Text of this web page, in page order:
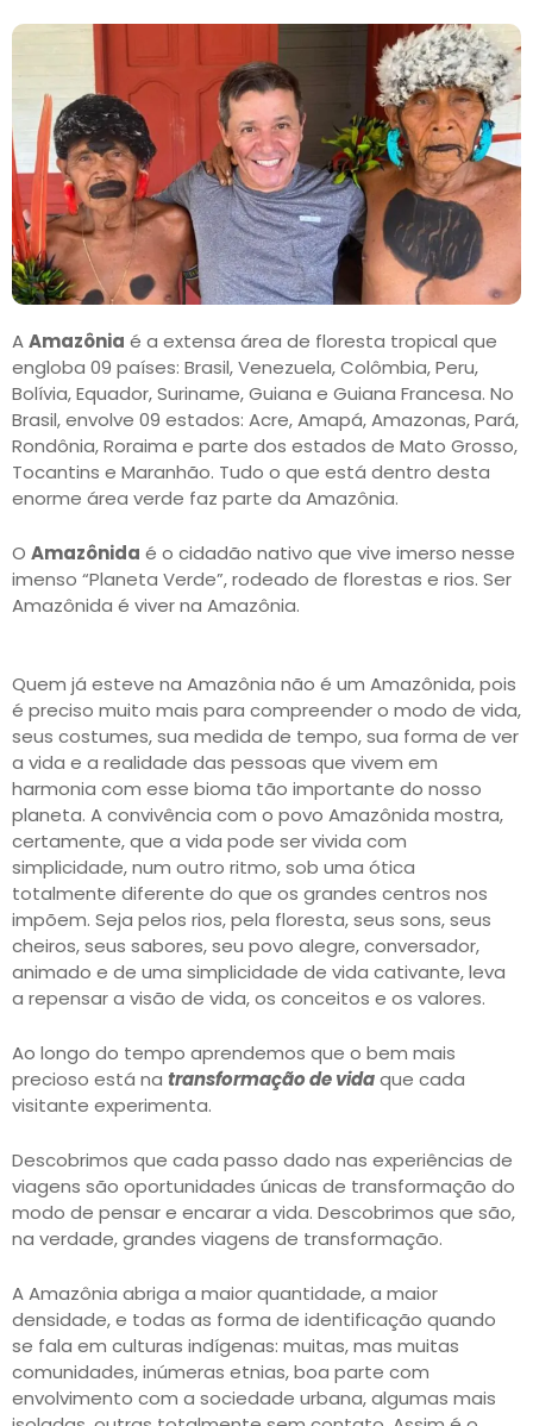
AAmazônia é a extensa área de floresta tropical que
engloba 09 países: Brasil, Venezuela, Colômbia, Peru,
Bolívia, Equador, Suriname, Guiana e Guiana Francesa. No
Brasil, envolve 09 estados: Acre, Amapá, Amazonas, Pará,
Rondônia, Roraima e parte dos estados de Mato Grosso,
Tocantins e Maranhão. Tudo o que está dentro desta
enorme área verde faz parte da Amazônia.
O Amazônida é o cidadão nativo que vive imerso nesse
imenso “Planeta Verde”, rodeado de florestas e rios. Ser
Amazônida é viver na Amazônia.
Quem já esteve na Amazônia não é um Amazônida, pois
é preciso muito mais para compreender o modo de vida,
seus costumes, sua medida de tempo, sua forma de ver
a vida e a realidade das pessoas que vivem em
harmonia com esse bioma tão importante do nosso
planeta. A convivência com o povo Amazônida mostra,
certamente, que a vida pode ser vivida com
simplicidade, num outro ritmo, sob uma ótica
totalmente diferente do que os grandes centros nos
impõem. Seja pelos rios, pela floresta, seus sons, seus
cheiros, seus sabores, seu povo alegre, conversador,
animado e de uma simplicidade de vida cativante, leva
a repensar a visão de vida, os conceitos e os valores.
Ao longo do tempo aprendemos que o bem mais
precioso está na transformação de vidaque cada
visitante experimenta.
Descobrimos que cada passo dado nas experiências de
viagens são oportunidades únicas de transformação do
modo de pensar e encarar a vida. Descobrimos que são,
na verdade, grandes viagens de transformação.
A Amazônia abriga a maior quantidade, a maior
densidade, e todas as forma de identificação quando
se fala em culturas indígenas: muitas, mas muitas
comunidades, inúmeras etnias, boa parte com
envolvimento com a sociedade urbana, algumas mais